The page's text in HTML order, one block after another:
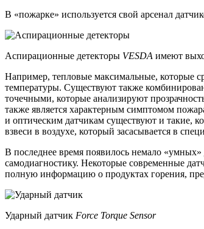
В «пожарке» используется свой арсенал
Аспирационные детекторы VESDA имеют
Например, тепловые максимальные, которые
температуры. Существуют также
точечными, которые анализируют
также является характерным симптомом
и оптическим датчикам существуют и такие,
взвеси в воздухе, который засасывается в
В последнее время появилось немало
самодиагностику. Некоторые современные
полную информацию о продуктах горения,
Ударный датчик Force Torque Sensor